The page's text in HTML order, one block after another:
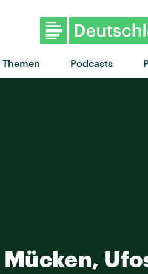
Themen Podcasts